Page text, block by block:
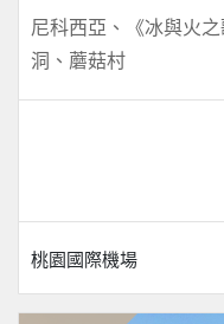
尼科西亞、《冰與火
洞、蘑菇村
桃園國際機場